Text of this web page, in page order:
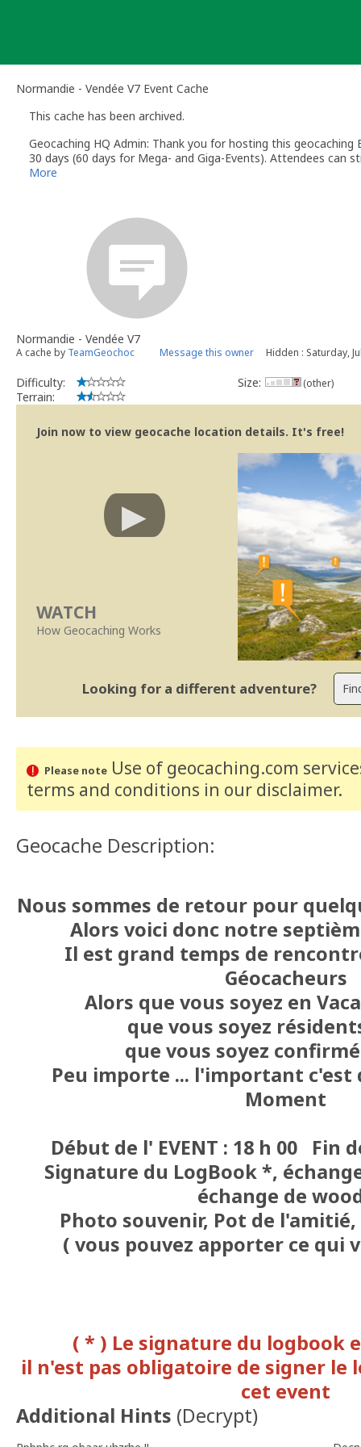
Normandie - Vendée V7 Event Cache
This cache has been archived.
Geocaching HQ Admin: Thank you for hosting this
30 days (60 days for Mega- and Giga-Events). Attendees can
More
Normandie - Vendée V7
A cache by TeamGeochoc Message this owner Hidden : Saturday,
Difficulty:
Terrain:
Size: (other)
Join now to view geocache location details. It's free!
WATCH
How Geocaching Works
Looking for a different adventure?
Please noteUse of geocaching.com
terms and conditions in our disclaimer.
Geocache Description:
Nous sommes de retour pour
Alors voici donc notre
Il est grand temps de
Géocacheurs
Alors que vous soyez en
que vous soyez
que vous soyez
Peu importe ... l'important c'est
Moment
Début de l' EVENT : 18 h 00 Fin
Signature du LogBook *,
échange de
Photo souvenir, Pot de
( vous pouvez apporter ce qui
( * ) Le signature du logbook
il n'est pas obligatoire de signer le
cet event
Additional Hints (Decrypt)